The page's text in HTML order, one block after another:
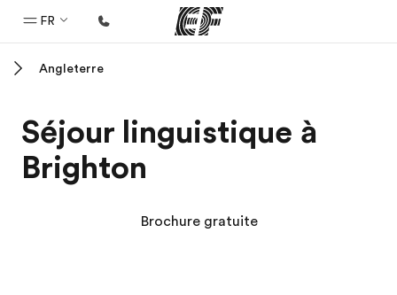
FR
Programmes
Nos offres
Angleterre
Séjour linguistique à
Brighton
Brochure gratuite